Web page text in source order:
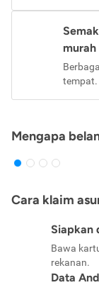
tempat.
Mengapa
Cara klaim
Siapkan
Bawa
rekanan.
Data